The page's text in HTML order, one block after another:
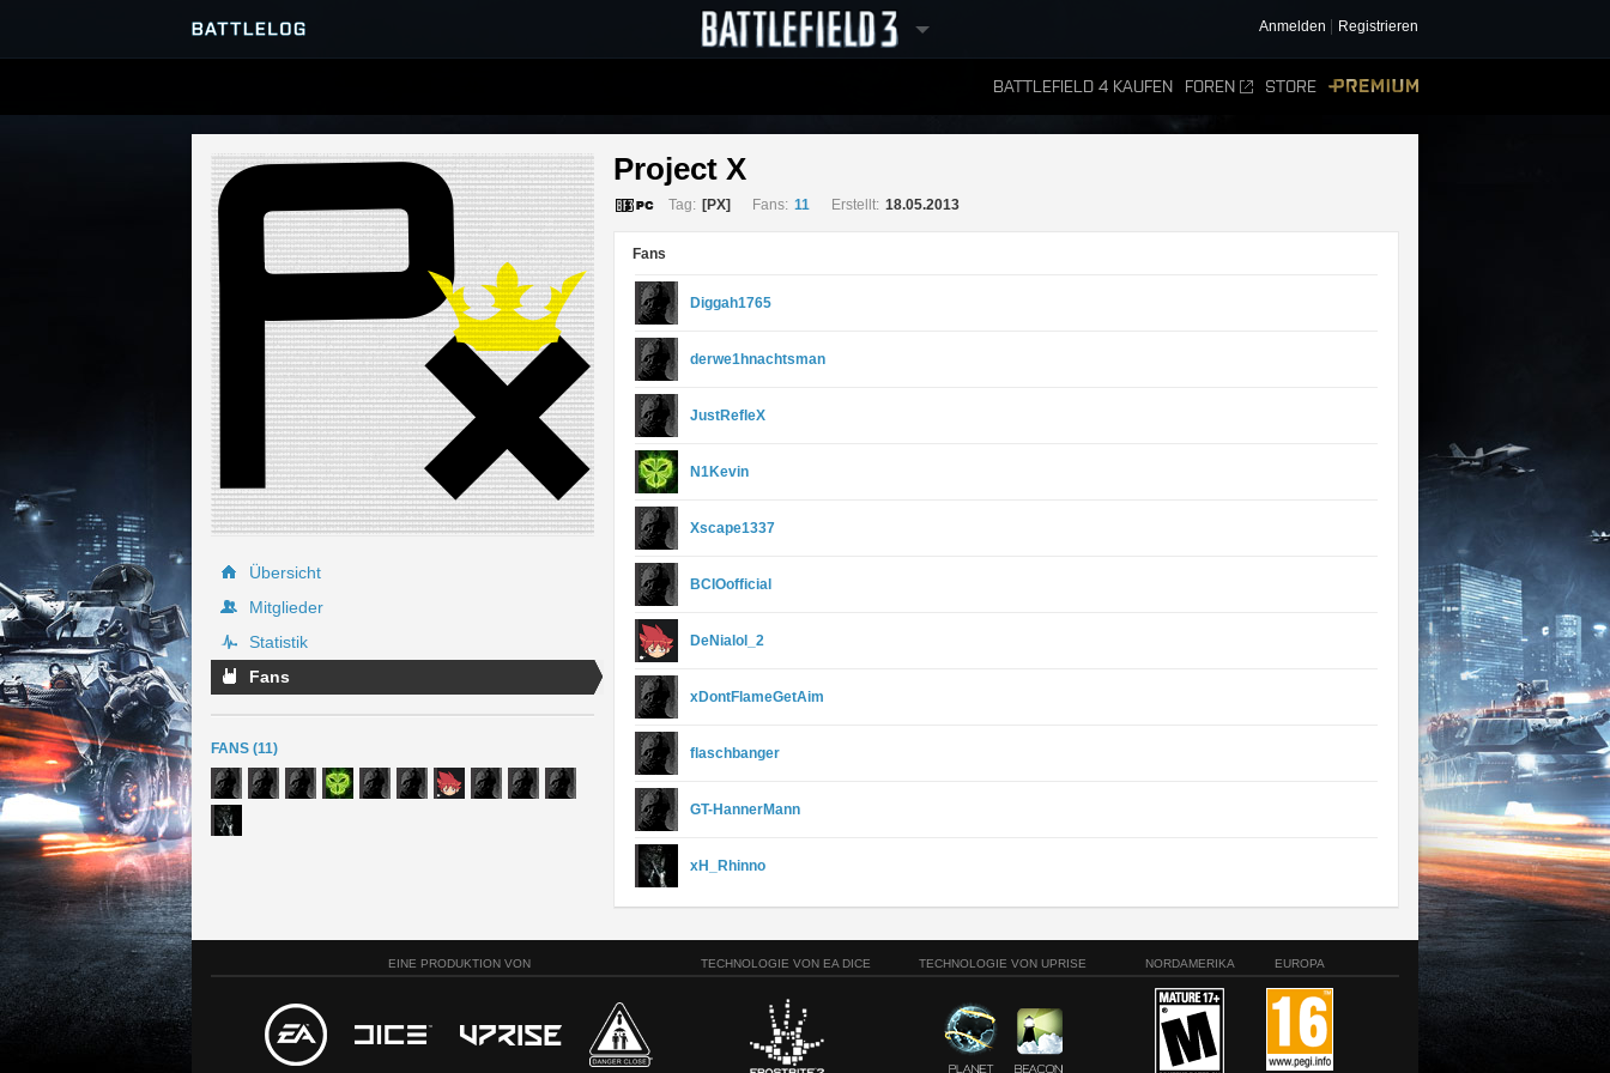
Anmelden Registrieren
BATTLEFIELD 4 KAUFEN FOREN STORE
SERVER-BROWSER
RANGLISTEN
Übersicht
Mitglieder
Statistik
Fans
FANS (11)
Project X
Tag: [PX] Fans: 11 Erstellt: 18.05.2013
Fans
Diggah1765
derwe1hnachtsman
JustRefleX
N1Kevin
Xscape1337
BCIOofficial
DeNialol_2
xDontFlameGetAim
flaschbanger
GT-HannerMann
xH_Rhinno
EINE PRODUKTION VON TECHNOLOGIE VON EA DICE TECHNOLOGIE VON UPRISE NORDAMERIKA EUROPA